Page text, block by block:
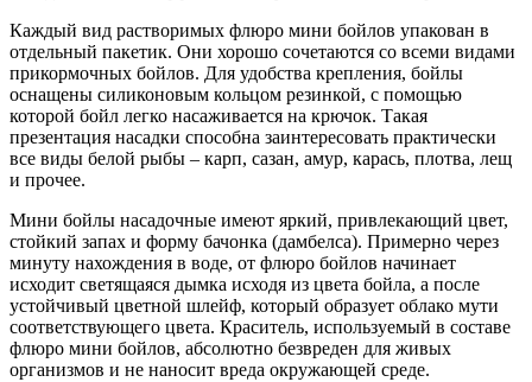
Каждый вид растворимых флюро мини бойлов упакован в
отдельный пакетик. Они хорошо сочетаются со всеми видами
прикормочных бойлов. Для удобства крепления, бойлы
оснащены силиконовым кольцом резинкой, с помощью
которой бойл легко насаживается на крючок. Такая
презентация насадки способна заинтересовать практически
все виды белой рыбы – карп, сазан, амур, карась, плотва, лещ
и прочее.
Мини бойлы насадочные имеют яркий, привлекающий цвет,
стойкий запах и форму бачонка (дамбелса). Примерно через
минуту нахождения в воде, от флюро бойлов начинает
исходит светящаяся дымка исходя из цвета бойла, а после
устойчивый цветной шлейф, который образует облако мути
соответствующего цвета. Краситель, используемый в составе
флюро мини бойлов, абсолютно безвреден для живых
организмов и не наносит вреда окружающей среде.